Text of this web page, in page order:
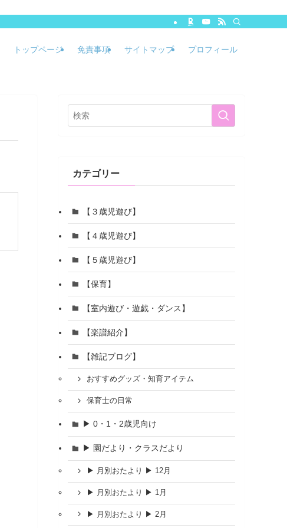
トップページ 免責事項 サイトマップ プロフィール
カテゴリー
【３歳児遊び】
【４歳児遊び】
【５歳児遊び】
【保育】
【室内遊び・遊戯・ダンス】
【楽譜紹介】
【雑記ブログ】
おすすめグッズ・知育アイテム
保育士の日常
▶ 0・1・2歳児向け
▶ 園だより・クラスだより
▶ 月別おたより ▶ 12月
▶ 月別おたより ▶ 1月
▶ 月別おたより ▶ 2月